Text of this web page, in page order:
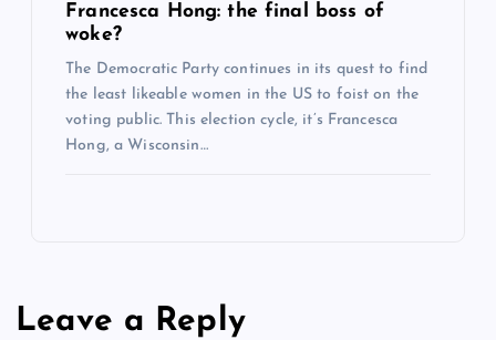
Francesca Hong: the final boss of
woke?
The Democratic Party continues in its quest to find
the least likeable women in the US to foist on the
voting public. This election cycle, it’s Francesca
Hong, a Wisconsin…
Leave a Reply